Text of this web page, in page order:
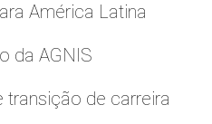
América Latina
da AGNIS
de carreira